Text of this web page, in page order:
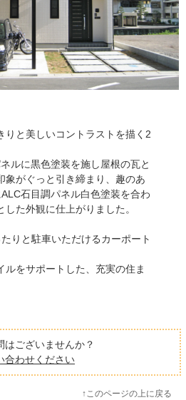
りと美しいコントラストを描く2
ルに黒色塗装を施し屋根の瓦と
象がぐっと引き締まり、趣のあ
石目調パネル白色塗装を合わ
た外観に仕上がりました。
りと駐車いただけるカーポート
ルをサポートした、充実の住ま
ございませんか？
合わせください
↑このページの上に戻る